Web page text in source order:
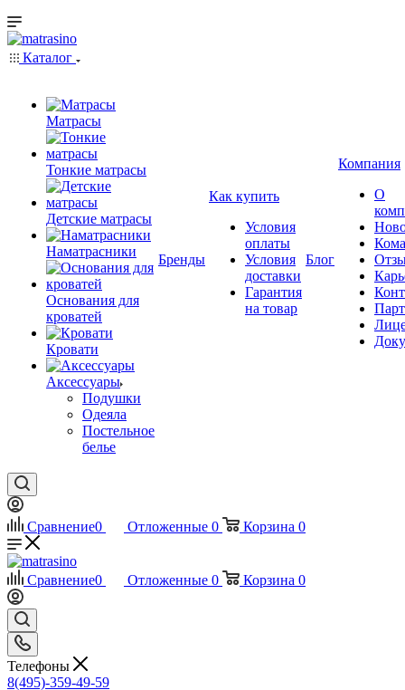
Каталог
Матрасы
Тонкие матрасы
Детские матрасы
Наматрасники
Основания для
кроватей
Кровати
Аксессуары
Подушки
Одеяла
Постельное
белье
Бренды
Как купить
Условия
оплаты
Условия
доставки
Гарантия
на товар
Блог
Компания
О
Сравнение0 Отложенные 0 Корзина 0
Сравнение0 Отложенные 0 Корзина 0
Телефоны
8(495)-359-49-59